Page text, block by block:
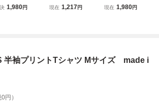
袖Tシャツ
1,980円
ッチ 半袖Tシャツ
現在 1,217円
OUBLE WORKS×
白 M/OY18350YY
現在 1,980円
半袖プリントTシャツ Mサイズ made i
0円）